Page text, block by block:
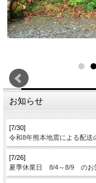
お知らせ
[7/30]
令和8年熊本地震による配送
[7/26]
夏季休業日 8/4～8/9 のお